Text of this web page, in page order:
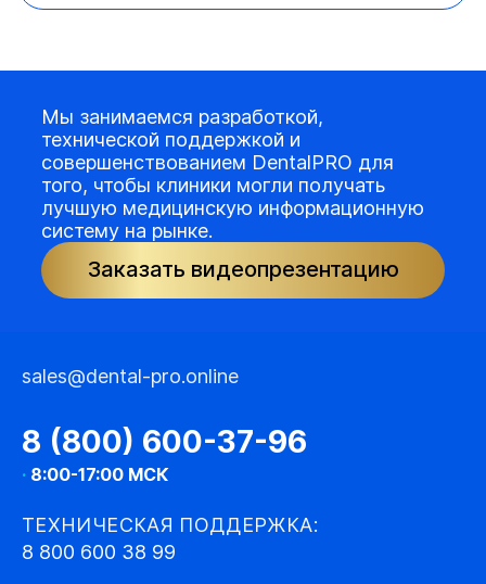
Мы занимаемся разработкой,
технической поддержкой и
совершенствованием DentalPRO для
того, чтобы клиники могли получать
лучшую медицинскую информационную
систему на рынке.
Заказать видеопрезентацию
sales@dental-pro.online
8 (800) 600-37-96
· 8:00-17:00 МСК
ТЕХНИЧЕСКАЯ ПОДДЕРЖКА:
8 800 600 38 99